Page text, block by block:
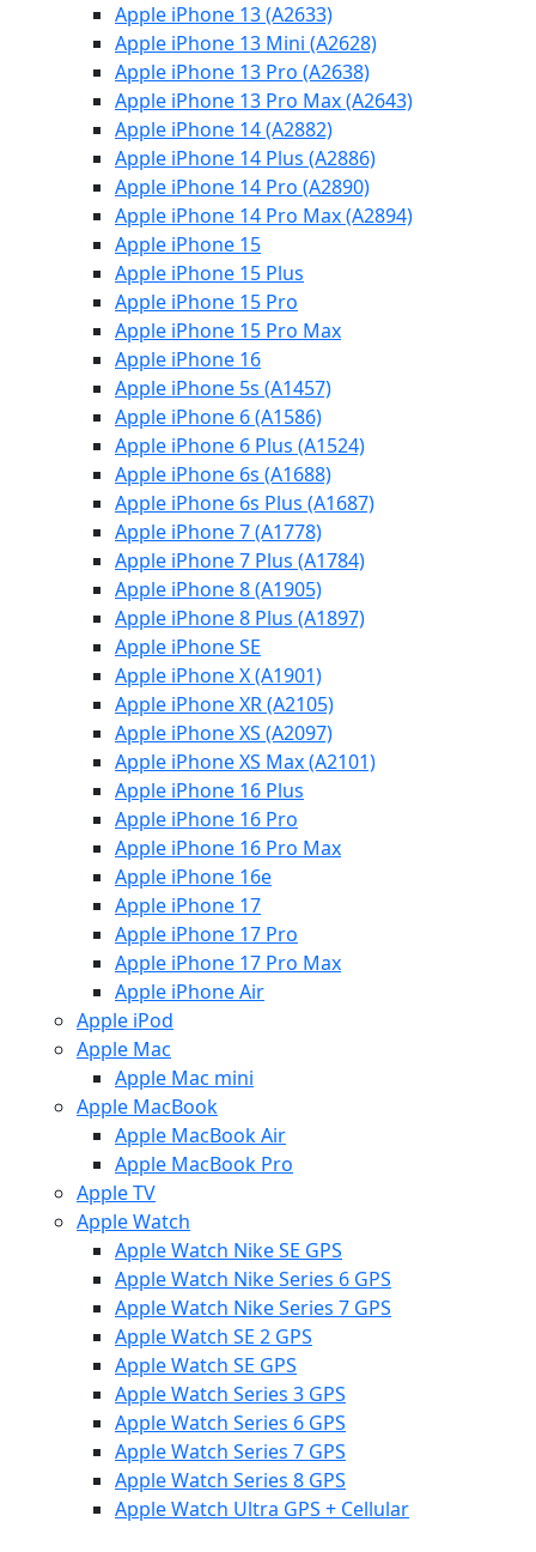
Apple iPhone 13 (A2633)
Apple iPhone 13 Mini (A2628)
Apple iPhone 13 Pro (A2638)
Apple iPhone 13 Pro Max (A2643)
Apple iPhone 14 (A2882)
Apple iPhone 14 Plus (A2886)
Apple iPhone 14 Pro (A2890)
Apple iPhone 14 Pro Max (A2894)
Apple iPhone 15
Apple iPhone 15 Plus
Apple iPhone 15 Pro
Apple iPhone 15 Pro Max
Apple iPhone 16
Apple iPhone 5s (A1457)
Apple iPhone 6 (A1586)
Apple iPhone 6 Plus (A1524)
Apple iPhone 6s (A1688)
Apple iPhone 6s Plus (A1687)
Apple iPhone 7 (A1778)
Apple iPhone 7 Plus (A1784)
Apple iPhone 8 (A1905)
Apple iPhone 8 Plus (A1897)
Apple iPhone SE
Apple iPhone X (A1901)
Apple iPhone XR (A2105)
Apple iPhone XS (A2097)
Apple iPhone XS Max (A2101)
Apple iPhone 16 Plus
Apple iPhone 16 Pro
Apple iPhone 16 Pro Max
Apple iPhone 16e
Apple iPhone 17
Apple iPhone 17 Pro
Apple iPhone 17 Pro Max
Apple iPhone Air
Apple iPod
Apple Mac
Apple Mac mini
Apple MacBook
Apple MacBook Air
Apple MacBook Pro
Apple TV
Apple Watch
Apple Watch Nike SE GPS
Apple Watch Nike Series 6 GPS
Apple Watch Nike Series 7 GPS
Apple Watch SE 2 GPS
Apple Watch SE GPS
Apple Watch Series 3 GPS
Apple Watch Series 6 GPS
Apple Watch Series 7 GPS
Apple Watch Series 8 GPS
Apple Watch Ultra GPS + Cellular